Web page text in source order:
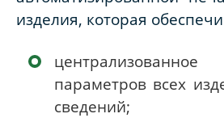
изделия, которая
параметров всех
сведений;